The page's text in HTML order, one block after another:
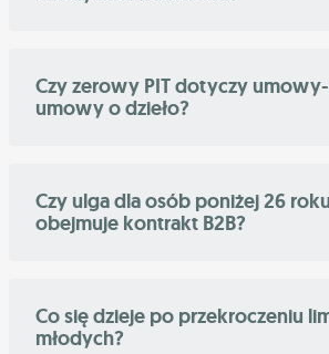
Czy zerowy PIT dotyczy
umowy o dzieło?
Czy ulga dla osób poniżej 26
obejmuje kontrakt B2B?
Co się dzieje po przekroczeniu
młodych?